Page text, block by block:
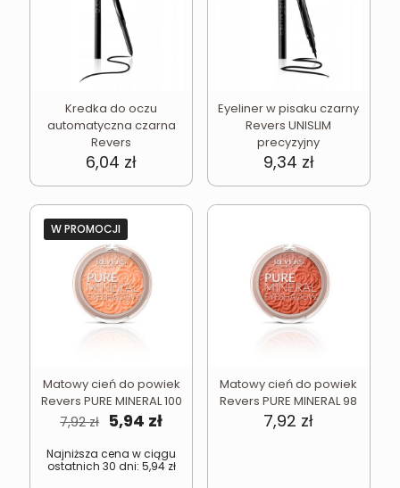
Kredka do oczu
automatyczna czarna
Revers
6,04 zł
Eyeliner w pisaku czarny
Revers UNISLIM
precyzyjny
9,34 zł
W PROMOCJI
Matowy cień do powiek
Revers PURE MINERAL 100
7,92zł Pierwotna
wynosiła:
7,92 zł.
5,94 złAktualna
wynosi:
5,94 zł.
Najniższa cena w ciągu
ostatnich 30 dni: 5,94 zł
Matowy cień do powiek
Revers PURE MINERAL 98
7,92 zł